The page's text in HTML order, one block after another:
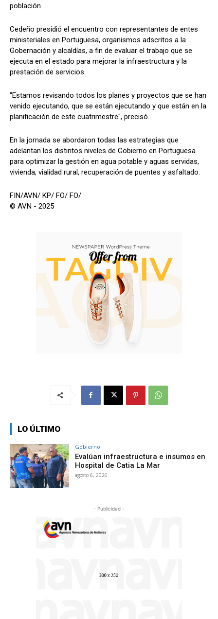
población.
Cedeño presidió el encuentro con representantes de entes
ministeriales en Portuguesa, organismos adscritos a la
Gobernación y alcaldías, a fin de evaluar el trabajo que se
ejecuta en el estado para mejorar la infraestructura y la
prestación de servicios.
"Estamos revisando todos los planes y proyectos que se han
venido ejecutando, que se están ejecutando y que están en la
planificación de este cuatrimestre", precisó.
En la jornada se abordaron todas las estrategias que
adelantan los distintos niveles de Gobierno en Portuguesa
para optimizar la gestión en agua potable y aguas servidas,
vivienda, vialidad rural, recuperación de puentes y asfaltado.
FIN/AVN/ KP/ FO/ FO/
© AVN - 2025
LO ÚLTIMO
Gobierno
Evalúan infraestructura e insumos en
Hospital de Catia La Mar
agosto 6, 2026
- Publicidad -